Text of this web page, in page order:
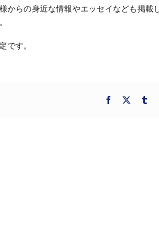
からの身近な情報やエッセイなども掲載
です。
Facebook